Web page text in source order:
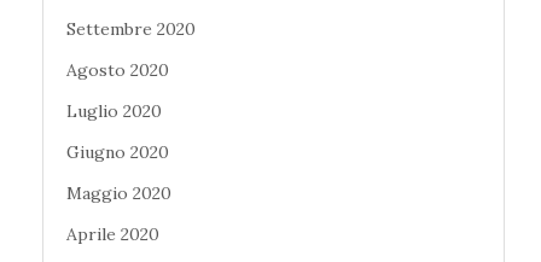
Settembre 2020
Agosto 2020
Luglio 2020
Giugno 2020
Maggio 2020
Aprile 2020